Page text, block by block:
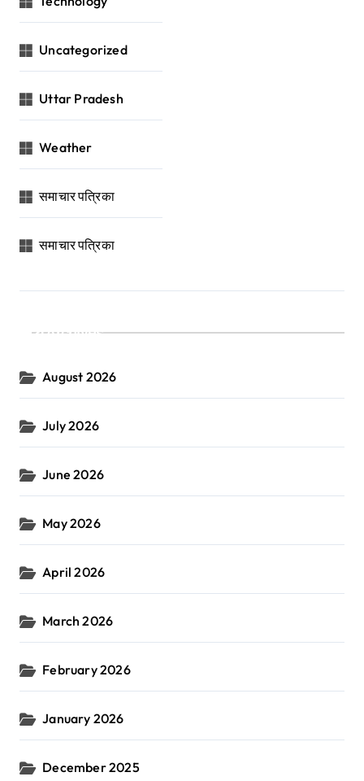
Uncategorized
Uttar Pradesh
Weather
समाचार पत्रिका
समाचार पत्रिका
Archives
August 2026
July 2026
June 2026
May 2026
April 2026
March 2026
February 2026
January 2026
December 2025